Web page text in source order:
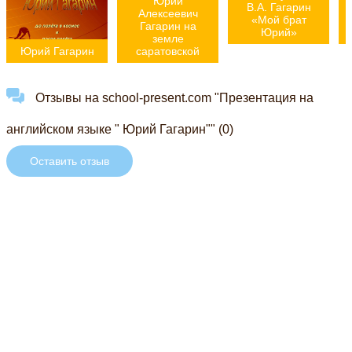
Юрий Гагарин
Алексеевич
Гагарин на
земле
саратовской
В.А. Гагарин
«Мой брат
Юрий»
Отзывы на school-present.com "Презентация на
английском языке " Юрий Гагарин"" (0)
Оставить отзыв